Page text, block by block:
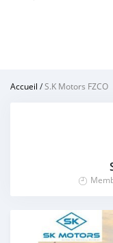
Accueil /S.K Motors FZCO